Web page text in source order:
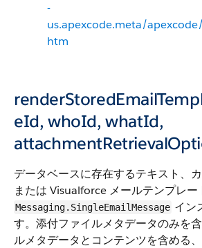
-
us.apexcode.meta/
htm
eId, whoId, whatId,
データベースに存在するテキスト、カ
または Visualforce メールテンプレー
Messaging.SingleEmailMessage イン
す。添付ファイルメタデータのみを
ルメタデータとコンテンツを含める